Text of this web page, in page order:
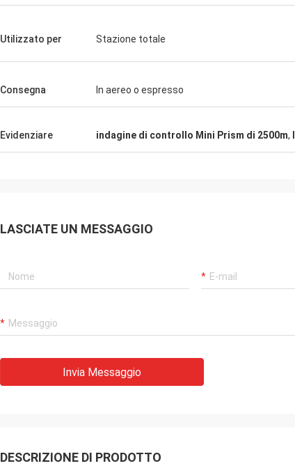
Utilizzato per Stazione totale
Consegna In aereo o espresso
Evidenziare indagine di controllo Mini Prism di 2500m,
LASCIATE UN MESSAGGIO
Invia Messaggio
DESCRIZIONE DI PRODOTTO